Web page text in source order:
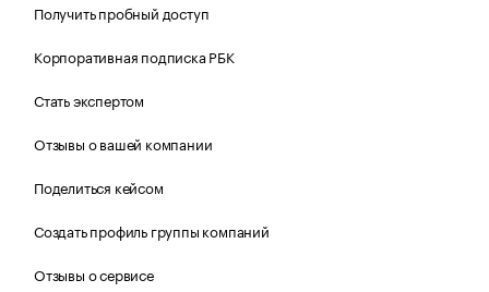
Получить пробный доступ
Корпоративная подписка РБК
Стать экспертом
Отзывы о вашей компании
Поделиться кейсом
Создать профиль группы компаний
Отзывы о сервисе